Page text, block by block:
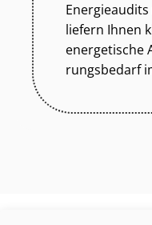
Energieaudits
liefern Ihnen
energetische
rungs­be­darf